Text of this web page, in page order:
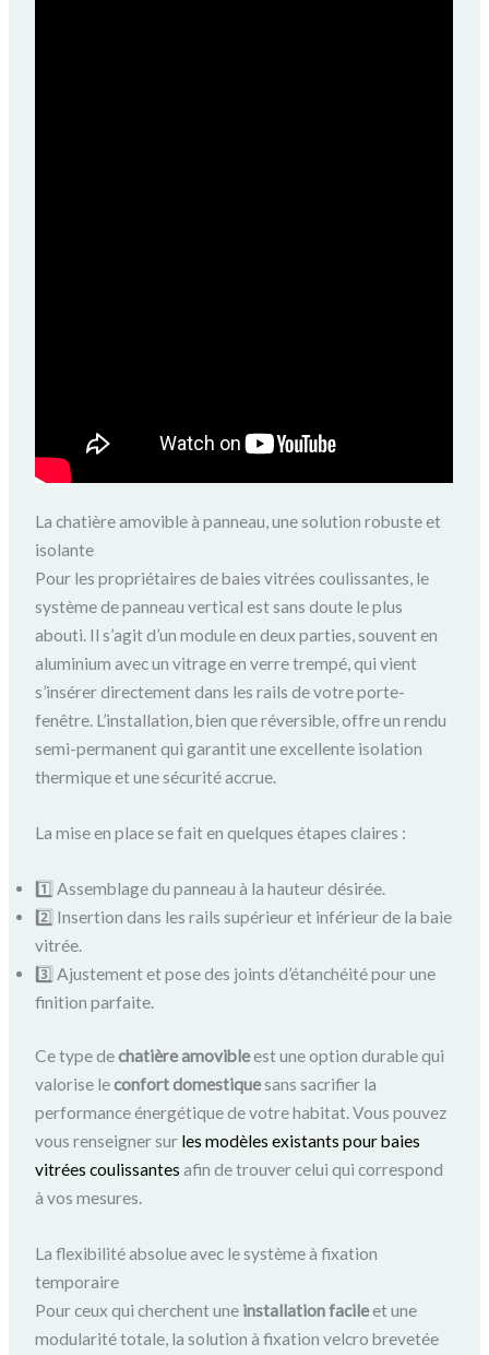
La chatière amovible à panneau, une solution robuste et
isolante
Pour les propriétaires de baies vitrées coulissantes, le
système de panneau vertical est sans doute le plus
abouti. Il s’agit d’un module en deux parties, souvent en
aluminium avec un vitrage en verre trempé, qui vient
s’insérer directement dans les rails de votre porte-
fenêtre. L’installation, bien que réversible, offre un rendu
semi-permanent qui garantit une excellente isolation
thermique et une sécurité accrue.
La mise en place se fait en quelques étapes claires :
1️⃣ Assemblage du panneau à la hauteur désirée.
2️⃣ Insertion dans les rails supérieur et inférieur de la baie
vitrée.
3️⃣ Ajustement et pose des joints d’étanchéité pour une
finition parfaite.
Ce type dechatière amovibleest une option durable qui
valorise leconfort domestiquesans sacrifier la
performance énergétique de votre habitat. Vous pouvez
vous renseigner sur les modèles existants pour baies
vitrées coulissantes afin de trouver celui qui correspond
à vos mesures.
La flexibilité absolue avec le système à fixation
temporaire
Pour ceux qui cherchent une installation facileet une
modularité totale, la solution à fixation velcro brevetée